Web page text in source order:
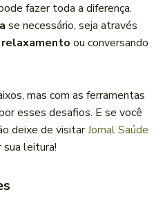
fazer toda a diferença.
se necessário, seja através
ou conversando
mas com as ferramentas
esses desafios. E se você
deixe de visitarJornal Saúde
leitura!